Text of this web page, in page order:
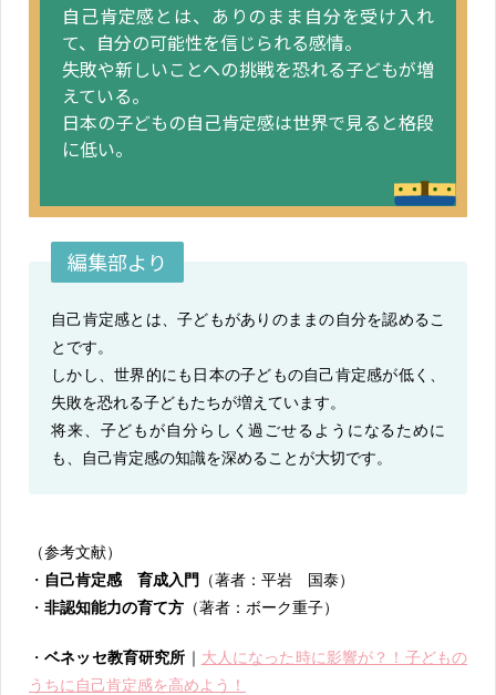
自己肯定感とは、ありのまま自分を受け入れ
て、自分の可能性を信じられる感情。
失敗や新しいことへの挑戦を恐れる子どもが増
えている。
日本の子どもの自己肯定感は世界で見ると格段
に低い。
編集部より
自己肯定感とは、子どもがありのままの自分を認めるこ
とです。
しかし、世界的にも日本の子どもの自己肯定感が低く、
失敗を恐れる子どもたちが増えています。
将来、子どもが自分らしく過ごせるようになるために
も、自己肯定感の知識を深めることが大切です。
（参考文献）
・ 自己肯定感 育成入門
（著者：平岩 国泰）
・ 非認知能力の育て方 （著者：ボーク重子）
・ベネッセ教育研究所 ｜ 大人になった時に影響が？！子どもの
うちに自己肯定感を高めよう！